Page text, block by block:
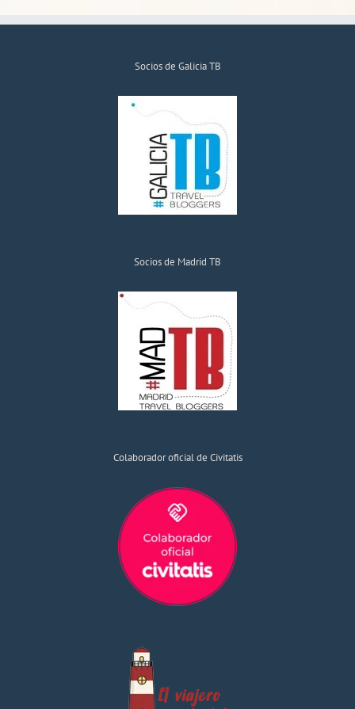
Socios de Galicia TB
Socios de Madrid TB
Colaborador oficial de Civitatis